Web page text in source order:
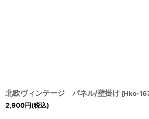
北欧ヴィンテージ パネル/壁掛け [Hko-
2,900円(税込)